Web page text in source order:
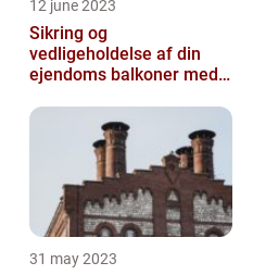
12 june 2023
Sikring og
vedligeholdelse af din
ejendoms balkoner med
31 may 2023